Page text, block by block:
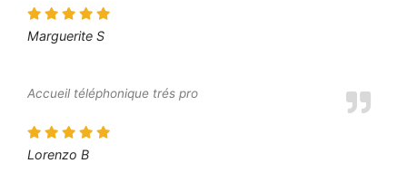
Marguerite S
Accueil téléphonique trés pro
Lorenzo B